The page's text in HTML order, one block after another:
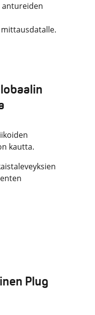
antureiden
kautta.
Plug